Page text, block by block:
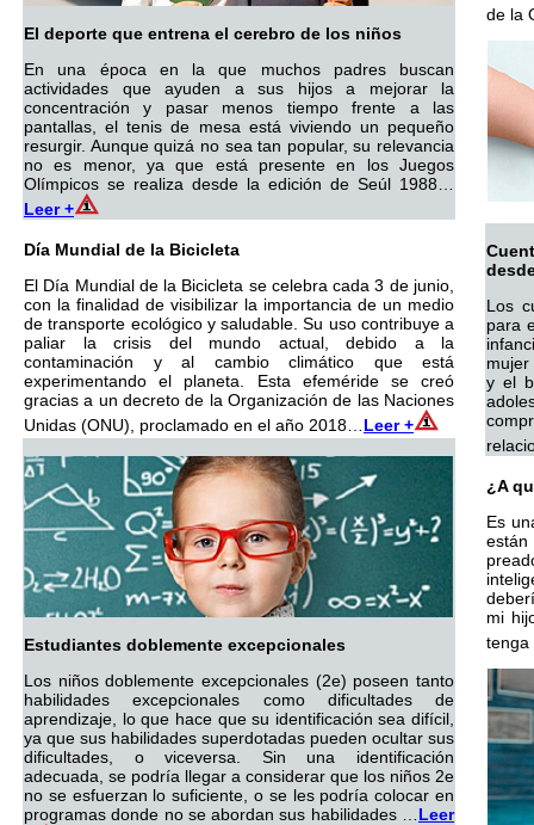
El deporte que entrena el cerebro de los niños
En una época en la que muchos padres buscan
actividades que ayuden a sus hijos a mejorar la
concentración y pasar menos tiempo frente a las
pantallas, el tenis de mesa está viviendo un pequeño
resurgir. Aunque quizá no sea tan popular, su relevancia
no es menor, ya que está presente en los Juegos
Olímpicos se realiza desde la edición de Seúl 1988…
Leer +
Día Mundial de la Bicicleta
El Día Mundial de la Bicicleta se celebra cada 3 de junio,
con la finalidad de visibilizar la importancia de un medio
de transporte ecológico y saludable. Su uso contribuye a
paliar la crisis del mundo actual, debido a la
contaminación y al cambio climático que está
experimentando el planeta. Esta efeméride se creó
gracias a un decreto de la Organización de las Naciones
Unidas (ONU), proclamado en el año 2018… Leer +
Estudiantes doblemente excepcionales
Los niños doblemente excepcionales (2e) poseen tanto
habilidades excepcionales como dificultades de
aprendizaje, lo que hace que su identificación sea difícil,
ya que sus habilidades superdotadas pueden ocultar sus
dificultades, o viceversa. Sin una identificación
adecuada, se podría llegar a considerar que los niños 2e
no se esfuerzan lo suficiente, o se les podría colocar en
programas donde no se abordan sus habilidades … Leer
de la
Los
para
y el
¿A
Es
mi
tenga